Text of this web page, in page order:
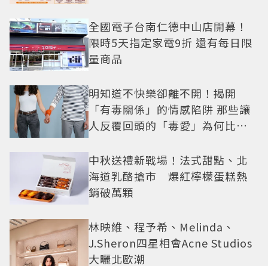
全國電子台南仁德中山店開幕！
限時5天指定家電9折 還有每日限
量商品
明知道不快樂卻離不開！揭開
「有毒關係」的情感陷阱 那些讓
人反覆回頭的「毒愛」為何比菸
中秋送禮新戰場！法式甜點、北
海道乳酪搶市 爆紅檸檬蛋糕熱
銷破萬顆
林映維、程予希、Melinda、
J.Sheron四星相會Acne Studios
大曬北歐潮